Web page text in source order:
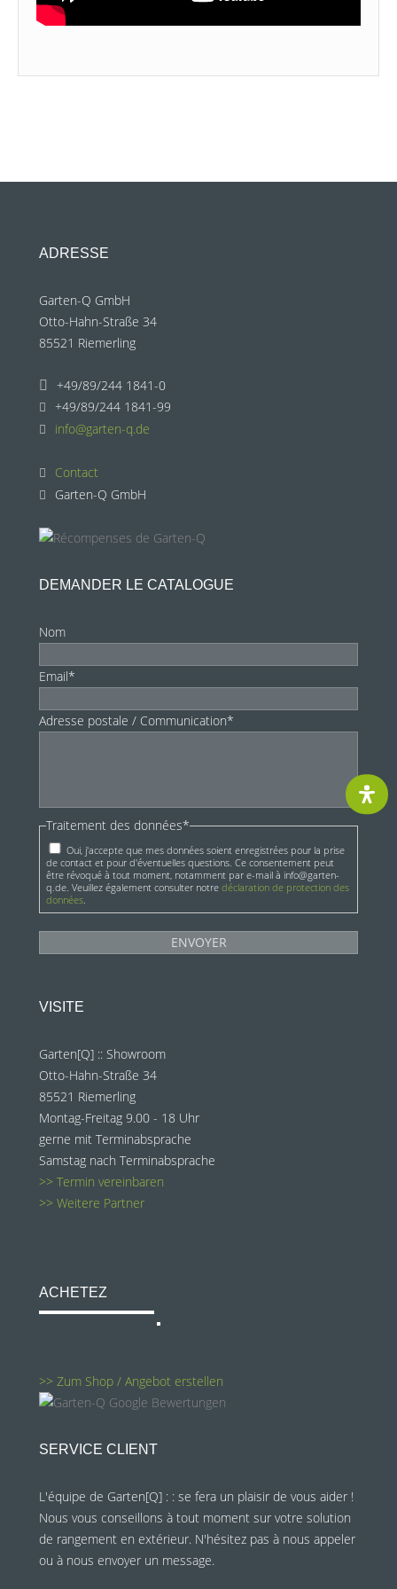
ADRESSE
Garten-Q GmbH
Otto-Hahn-Straße 34
85521 Riemerling
+49/89/244 1841-0
+49/89/244 1841-99
info@garten-q.de
Contact
Garten-Q GmbH
DEMANDER LE CATALOGUE
Nom
Email*
Adresse postale / Communication*
Traitement des données*
Oui, j'accepte que mes données soient enregistrées pour la prise
de contact et pour d'éventuelles questions. Ce consentement peut
être révoqué à tout moment, notamment par e-mail à info@garten-
q.de. Veuillez également consulter notre déclaration de protection des
données.
VISITE
Garten[Q] :: Showroom
Otto-Hahn-Straße 34
85521 Riemerling
Montag-Freitag 9.00 - 18 Uhr
gerne mit Terminabsprache
Samstag nach Terminabsprache
>> Termin vereinbaren
>> Weitere Partner
ACHETEZ
>> Zum Shop / Angebot erstellen
SERVICE CLIENT
L'équipe de Garten[Q] : : se fera un plaisir de vous aider !
Nous vous conseillons à tout moment sur votre solution
de rangement en extérieur. N'hésitez pas à nous appeler
ou à nous envoyer un message.